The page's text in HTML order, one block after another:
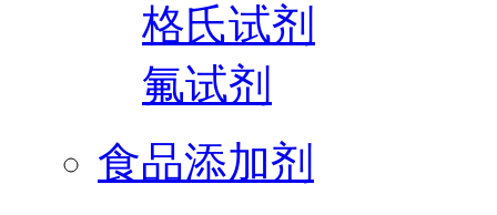
格氏试剂
氟试剂
食品添加剂